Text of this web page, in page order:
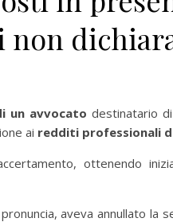
un avvocato destinatario
ai redditi professionali
ottenendo
aveva annullato la